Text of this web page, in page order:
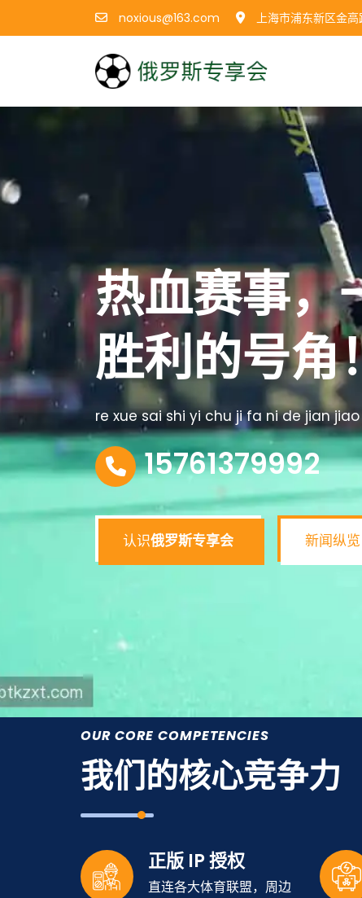
noxious@163.com 上海市浦东新区金
热血赛事，
胜利的号角
re xue sai shi yi chu ji fa ni de jian
15761379992
认识俄罗斯专享会 新闻纵览
OUR CORE COMPETENCIES
我们的核心竞争力
正版 IP 授权
直连各大体育联盟，周边